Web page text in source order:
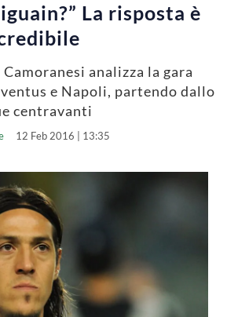
La risposta è
analizza la gara
e Napoli, partendo dallo
centravanti
12 Feb 2016 | 13:35